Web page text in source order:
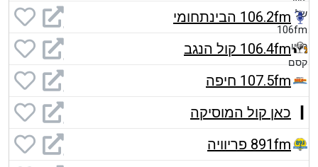
106.2fm הבינתחומי
106.4fm קול הנגב
107.5fm חיפה
כאן קול המוסיקה
891fm פריוויה